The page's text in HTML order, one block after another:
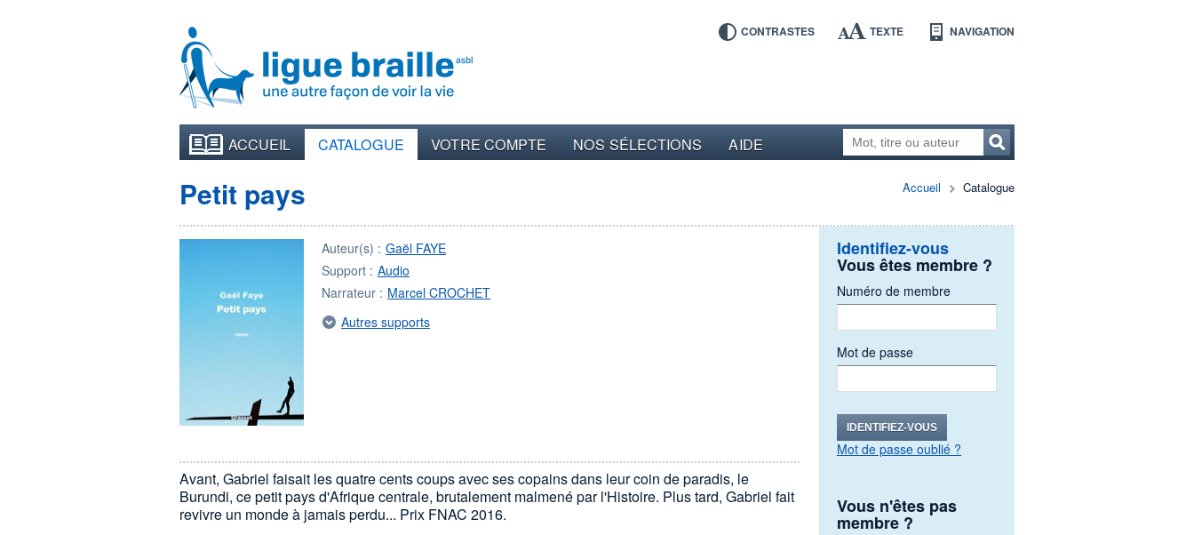
CONTRASTES TEXTE NAVIGATION
ACCUEIL CATALOGUE VOTRE COMPTE NOS SÉLECTIONS AIDE
Accueil Catalogue
Petit pays
Auteur(s) : Gaël FAYE
Support : Audio
Narrateur : Marcel CROCHET
Autres supports
Avant, Gabriel faisait les quatre cents coups avec ses copains dans leur coin de paradis, le
Burundi, ce petit pays d'Afrique centrale, brutalement malmené par l'Histoire. Plus tard, Gabriel fait
revivre un monde à jamais perdu... Prix FNAC 2016.
Identifiez-vous
Vous êtes membre ?
Numéro de membre
Mot de passe
IDENTIFIEZ-VOUS
Mot de passe oublié ?
Vous n'êtes pas
membre ?